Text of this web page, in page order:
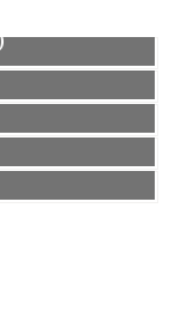
51 место
51 место
51 место